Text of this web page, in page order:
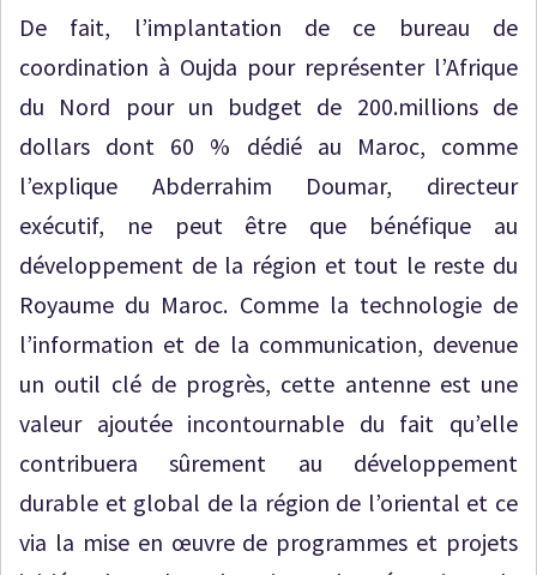
De fait, l’implantation de ce bureau de
coordination à Oujda pour représenter l’Afrique
du Nord pour un budget de 200.millions de
dollars dont 60 % dédié au Maroc, comme
l’explique Abderrahim Doumar, directeur
exécutif, ne peut être que bénéfique au
développement de la région et tout le reste du
Royaume du Maroc. Comme la technologie de
l’information et de la communication, devenue
un outil clé de progrès, cette antenne est une
valeur ajoutée incontournable du fait qu’elle
contribuera sûrement au développement
durable et global de la région de l’oriental et ce
via la mise en œuvre de programmes et projets